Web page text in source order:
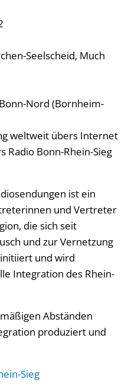
Seelscheid, Much
Nord (Bornheim-
weltweit übers Internet
Radio Bonn-Rhein-Sieg
ist ein
und Vertreter
die sich seit
und zur Vernetzung
und wird
Integration des Rhein-
Abständen
produziert und
Sieg